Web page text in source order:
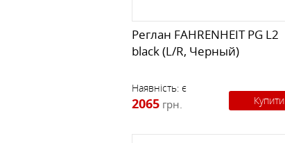
Реглан FAHRENHEIT PG L2
black (L/R, Черный)
Наявність: є
2065 грн. Купити